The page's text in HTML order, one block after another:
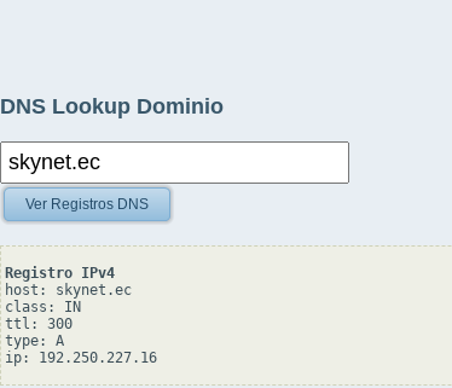
DNS Lookup Dominio
Ver Registros DNS
Registro IPv4
host: skynet.ec
class: IN
ttl: 300
type: A
ip: 192.250.227.16